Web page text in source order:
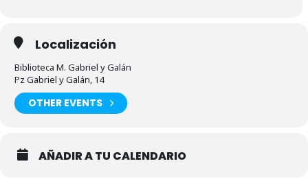
Localización
Biblioteca M. Gabriel y Galán
Pz Gabriel y Galán, 14
OTHER EVENTS
AÑADIR A TU CALENDARIO